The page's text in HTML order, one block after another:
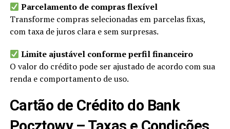
Parcelamento de compras flexível
Transforme compras selecionadas em parcelas fixas,
com taxa de juros clara e sem surpresas.
Limite ajustável conforme perfil financeiro
O valor do crédito pode ser ajustado de acordo com sua
renda e comportamento de uso.
Cartão de Crédito do Bank